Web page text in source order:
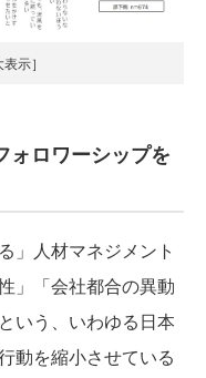
示］
ォロワーシップを
」人材マネジメント
」「会社都合の異動
いう、いわゆる日本
動を縮小させている